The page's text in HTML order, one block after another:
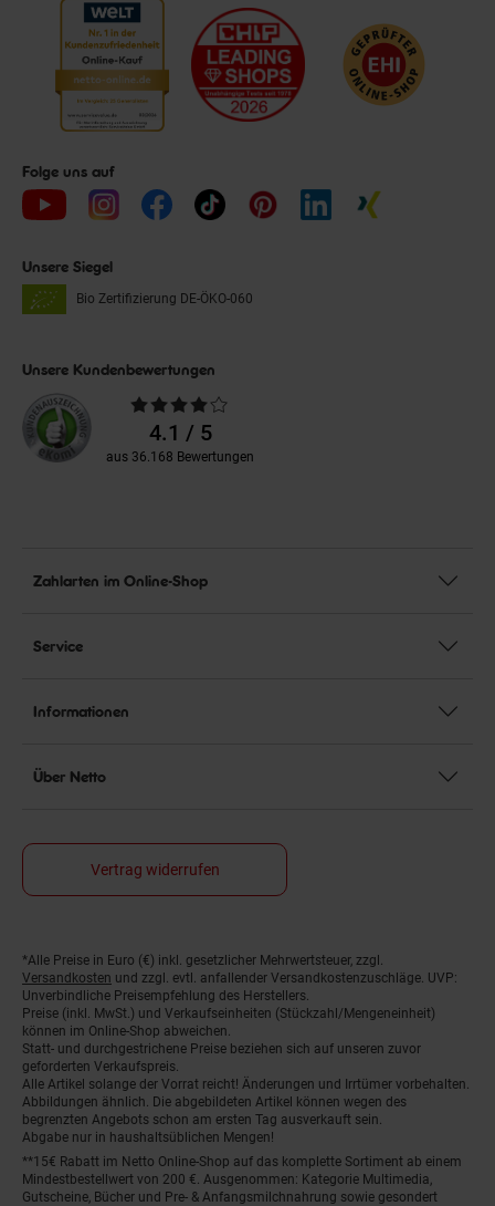
Folge uns auf
Unsere Siegel
Bio Zertifizierung DE-ÖKO-060
Unsere Kundenbewertungen
Durchschnittliche
Bewertungen4.1 / 5
aus 36.168 Bewertungen
Zahlarten im Online-Shop
Service
Informationen
Über Netto
Vertrag widerrufen
Fußnoten
*Alle Preise in Euro (€) inkl. gesetzlicher Mehrwertsteuer, zzgl.
Versandkosten und zzgl. evtl. anfallender Versandkostenzuschläge. UVP:
Unverbindliche Preisempfehlung des Herstellers.
Preise (inkl. MwSt.) und Verkaufseinheiten (Stückzahl/Mengeneinheit)
können im Online-Shop abweichen.
Statt- und durchgestrichene Preise beziehen sich auf unseren zuvor
geforderten Verkaufspreis.
Alle Artikel solange der Vorrat reicht! Änderungen und Irrtümer vorbehalten.
Abbildungen ähnlich. Die abgebildeten Artikel können wegen des
begrenzten Angebots schon am ersten Tag ausverkauft sein.
Abgabe nur in haushaltsüblichen Mengen!
**15€ Rabatt im Netto Online-Shop auf das komplette Sortiment ab einem
Mindestbestellwert von 200 €. Ausgenommen: Kategorie Multimedia,
Gutscheine, Bücher und Pre- & Anfangsmilchnahrung sowie gesondert